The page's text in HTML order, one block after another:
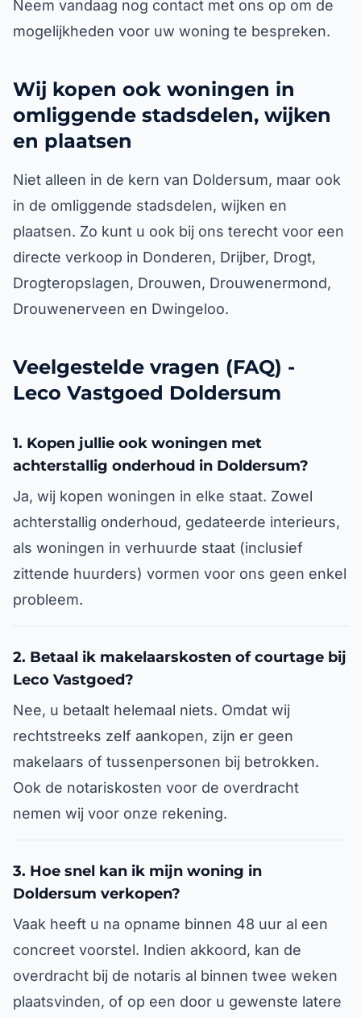
Neem vandaag nog contact met ons op om de
mogelijkheden voor uw woning te bespreken.
Wij kopen ook woningen in
omliggende stadsdelen, wijken
en plaatsen
Niet alleen in de kern van Doldersum, maar ook
in de omliggende stadsdelen, wijken en
plaatsen. Zo kunt u ook bij ons terecht voor een
directe verkoop in Donderen, Drijber, Drogt,
Drogteropslagen, Drouwen, Drouwenermond,
Drouwenerveen en Dwingeloo.
Veelgestelde vragen (FAQ) -
Leco Vastgoed Doldersum
1. Kopen jullie ook woningen met
achterstallig onderhoud in Doldersum?
Ja, wij kopen woningen in elke staat. Zowel
achterstallig onderhoud, gedateerde interieurs,
als woningen in verhuurde staat (inclusief
zittende huurders) vormen voor ons geen enkel
probleem.
2. Betaal ik makelaarskosten of courtage bij
Leco Vastgoed?
Nee, u betaalt helemaal niets. Omdat wij
rechtstreeks zelf aankopen, zijn er geen
makelaars of tussenpersonen bij betrokken.
Ook de notariskosten voor de overdracht
nemen wij voor onze rekening.
3. Hoe snel kan ik mijn woning in
Doldersum verkopen?
Vaak heeft u na opname binnen 48 uur al een
concreet voorstel. Indien akkoord, kan de
overdracht bij de notaris al binnen twee weken
plaatsvinden, of op een door u gewenste latere